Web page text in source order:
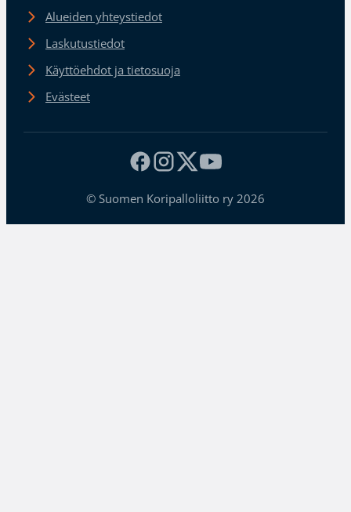
Alueiden yhteystiedot
Laskutustiedot
Käyttöehdot ja tietosuoja
Evästeet
© Suomen Koripalloliitto ry 2026